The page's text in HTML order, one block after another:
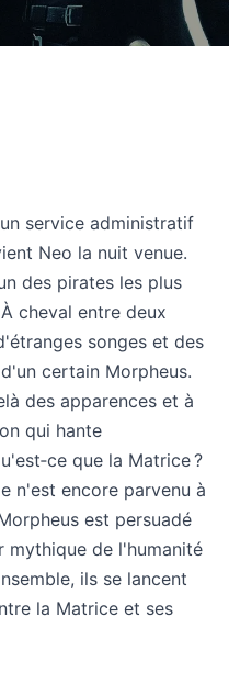
service administratif
Neo la nuit venue.
des pirates les plus
cheval entre deux
songes et des
certain Morpheus.
des apparences et à
qui hante
que la Matrice ?
n'est encore parvenu à
est persuadé
mythique de l'humanité
ils se lancent
la Matrice et ses